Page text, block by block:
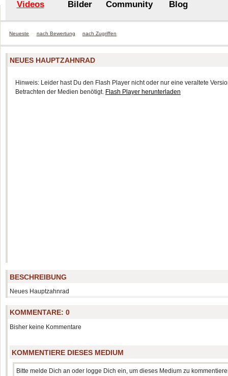
Videos Bilder Community Blog
Neueste nach Bewertung nach Zugriffen
NEUES HAUPTZAHNRAD
Hinweis: Leider hast Du den Flash Player nicht oder nur eine veraltete
Betrachten der Medien benötigt. Flash Player herunterladen
BESCHREIBUNG
Neues Hauptzahnrad
KOMMENTARE:0
Bisher keine Kommentare
KOMMENTIERE DIESES MEDIUM
Bitte melde Dich an oder logge Dich ein, um dieses Medium zu